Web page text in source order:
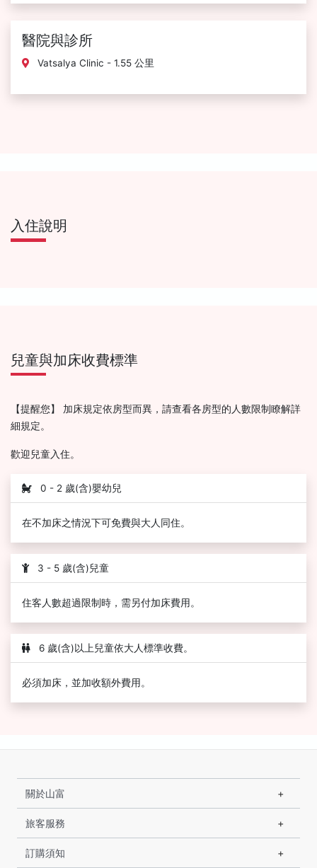
醫院與診所
Vatsalya Clinic - 1.55 公里
入住說明
兒童與加床收費標準
【提醒您】 加床規定依房型而異，請查看各房型的人數限制瞭解詳
細規定。
歡迎兒童入住。
0 - 2 歲(含)嬰幼兒
在不加床之情況下可免費與大人同住。
3 - 5 歲(含)兒童
住客人數超過限制時，需另付加床費用。
6 歲(含)以上兒童依大人標準收費。
必須加床，並加收額外費用。
關於山富
旅客服務
訂購須知